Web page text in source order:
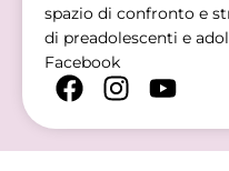
spazio di confronto e
di preadolescenti e
Facebook